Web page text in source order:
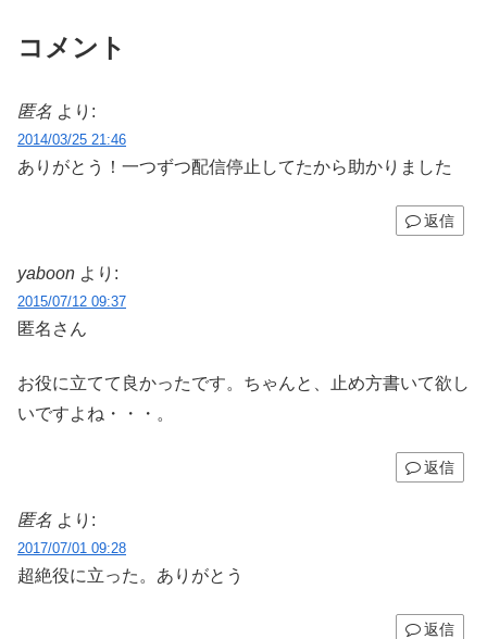
コメント
匿名 より:
2014/03/25 21:46
ありがとう！一つずつ配信停止してたから助かりました
返信
yaboon より:
2015/07/12 09:37
匿名さん
お役に立てて良かったです。ちゃんと、止め方書いて欲し
いですよね・・・。
返信
匿名 より:
2017/07/01 09:28
超絶役に立った。ありがとう
返信